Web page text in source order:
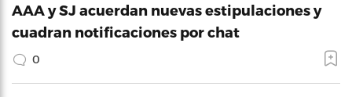
AAA y SJ acuerdan nuevas estipulaciones y
cuadran notificaciones por chat
0